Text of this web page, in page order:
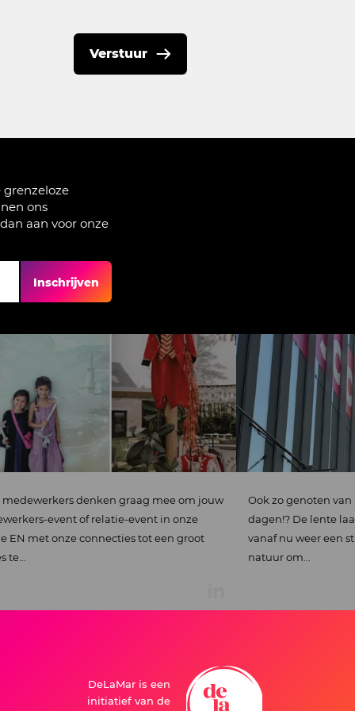
Verstuur
ons
aan voor onze
Inschrijven
mee om jouw
in onze
een groot
Ook zo genoten van het mooie weer afgelopen
dagen!? De lente laat zich al zien en alles wordt
vanaf nu weer een stukje groener.Terwijl de
DeLaMar is een
initiatief van de